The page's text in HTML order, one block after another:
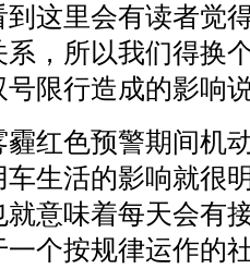
到这里会有读者觉
系，所以我们得换
号限行造成的影响
霾红色预警期间机
车生活的影响就很
就意味着每天会有
一个按规律运作的